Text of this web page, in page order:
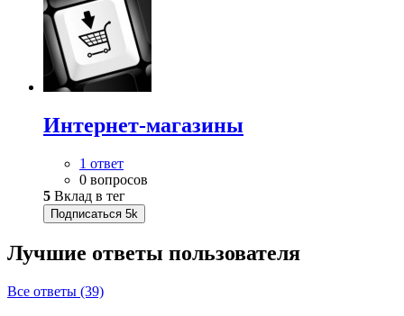
Интернет-магазины
1 ответ
0 вопросов
5 Вклад в тег
Подписаться 5k
Лучшие ответы пользователя
Все ответы (39)